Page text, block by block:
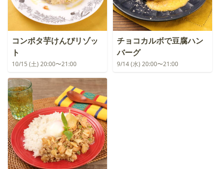
コンポタ芋けんぴリゾッ
ト
10/15 (土) 20:00〜21:00
チョコカルボで豆腐ハン
バーグ
9/14 (水) 20:00〜21:00